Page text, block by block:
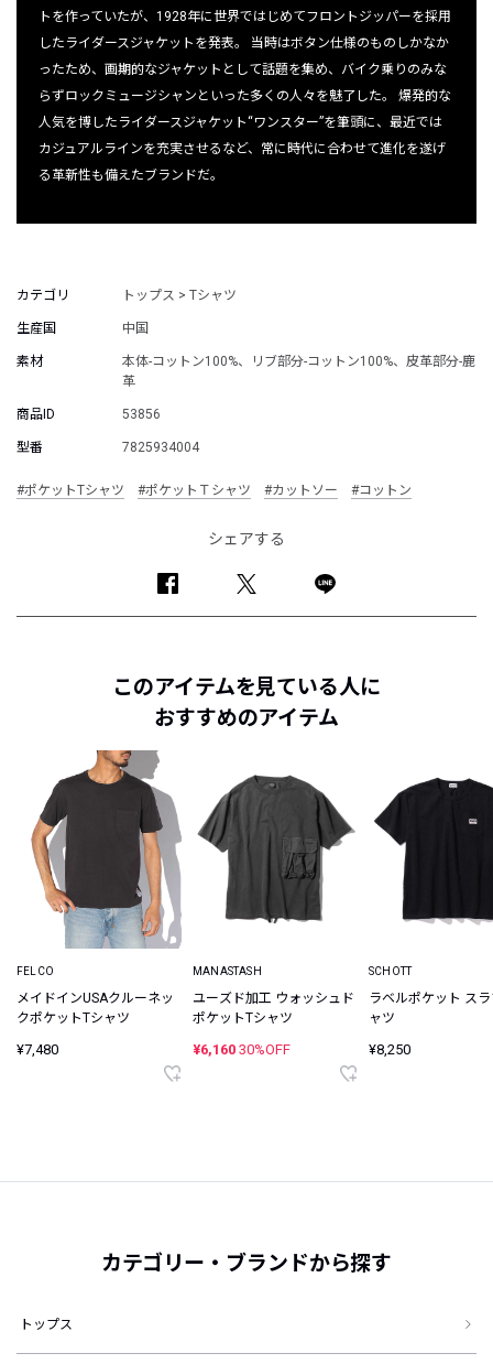
トを作っていたが、1928年に世界ではじめてフロントジッパーを採用
したライダースジャケットを発表。 当時はボタン仕様のものしかなか
ったため、画期的なジャケットとして話題を集め、バイク乗りのみな
らずロックミュージシャンといった多くの人々を魅了した。 爆発的な
人気を博したライダースジャケット“ワンスター”を筆頭に、最近では
カジュアルラインを充実させるなど、常に時代に合わせて進化を遂げ
る革新性も備えたブランドだ。
カテゴリ トップス > Tシャツ
生産国 中国
素材
本体-コットン100%、リブ部分-コットン100%、皮革部分-鹿
革
商品ID 53856
型番 7825934004
#ポケットTシャツ #ポケットＴシャツ #カットソー #コットン
シェアする
このアイテムを見ている人に
おすすめのアイテム
FELCO
メイドインUSAクルーネッ
クポケットTシャツ
¥7,480
MANASTASH
ユーズド加工 ウォッシュド
ポケットTシャツ
¥6,160 30%OFF
SCHOTT
ラベルポケット ス
ャツ
¥8,250
カテゴリー・ブランドから探す
トップス